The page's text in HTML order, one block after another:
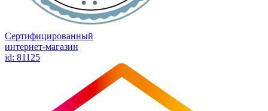
Сертифицированный
интернет-магазин
id: 81125